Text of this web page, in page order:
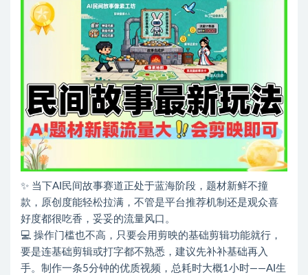
✨ 当下AI民间故事赛道正处于蓝海阶段，题材新鲜不撞
款，原创度能轻松拉满，不管是平台推荐机制还是观众喜
好度都很吃香，妥妥的流量风口。
💻 操作门槛也不高，只要会用剪映的基础剪辑功能就行，
要是连基础剪辑或打字都不熟悉，建议先补补基础再入
手。制作一条5分钟的优质视频，总耗时大概1小时——AI生